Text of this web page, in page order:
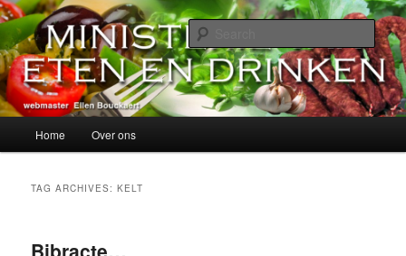
Skip
to
primary
content
Skip
to
secondary
contentMinisterie van Eten en Drinken
alles over eten, drinken en andere genoegens…
Home Over ons
TAG ARCHIVES:KELT